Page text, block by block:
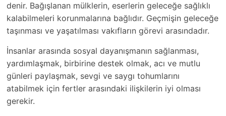
denir. Bağışlanan mülklerin, eserlerin geleceğe sağlıklı
kalabilmeleri korunmalarına bağlıdır. Geçmişin geleceğe
taşınması ve yaşatılması vakıfların görevi arasındadır.
İnsanlar arasında sosyal dayanışmanın sağlanması,
yardımlaşmak, birbirine destek olmak, acı ve mutlu
günleri paylaşmak, sevgi ve saygı tohumlarını
atabilmek için fertler arasındaki ilişkilerin iyi olması
gerekir.